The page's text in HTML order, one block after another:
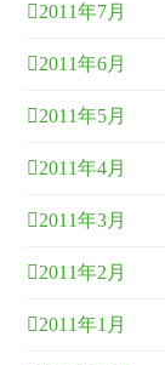
2011年7月
2011年6月
2011年5月
2011年4月
2011年3月
2011年2月
2011年1月